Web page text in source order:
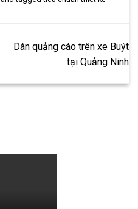
Dán quảng cáo trên xe Buýt
tại Quảng Ninh